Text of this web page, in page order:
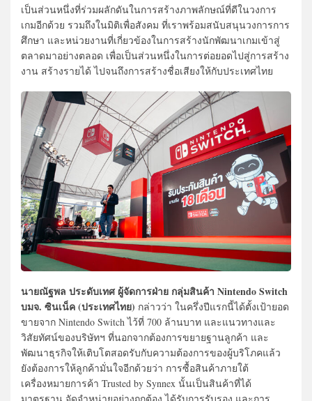
เป็นส่วนหนึ่งที่ร่วมผลักดันในการสร้างภาพลักษณ์ที่ดีในวงการ
เกมอีกด้วย รวมถึงในมิติเพื่อสังคม ที่เราพร้อมสนับสนุนวงการการ
ศึกษา และหน่วยงานที่เกี่ยวข้องในการสร้างนักพัฒนาเกมเข้าสู่
ตลาดมาอย่างตลอด เพื่อเป็นส่วนหนึ่งในการต่อยอดไปสู่การสร้าง
งาน สร้างรายได้ ไปจนถึงการสร้างชื่อเสียงให้กับประเทศไทย
นายณัฐพล ประดับเทศ ผู้จัดการฝ่าย กลุ่มสินค้า Nintendo Switch
บมจ. ซินเน็ค (ประเทศไทย) กล่าวว่า ในครึ่งปีแรกนี้ได้ตั้งเป้ายอด
ขายจาก Nintendo Switch ไว้ที่ 700 ล้านบาท และแนวทางและ
วิสัยทัศน์ของบริษัทฯ ที่นอกจากต้องการขยายฐานลูกค้า และ
พัฒนาธุรกิจให้เติบโตสอดรับกับความต้องการของผู้บริโภคแล้ว
ยังต้องการให้ลูกค้ามั่นใจอีกด้วยว่า การซื้อสินค้าภายใต้
เครื่องหมายการค้า Trusted by Synnex นั้นเป็นสินค้าที่ได้